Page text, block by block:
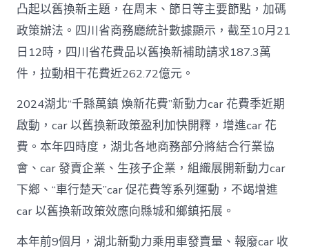
凸起以舊換新主題，在周末、節日等主要節點，加碼
政策辦法。四川省商務廳統計數據顯示，截至10月21
日12時，四川省花費品以舊換新補助請求187.3萬
件，拉動相干花費近262.72億元。
2024湖北“千縣萬鎮 煥新花費”新動力car 花費季近期
啟動，car 以舊換新政策盈利加快開釋，增進car 花
費。本年四時度，湖北各地商務部分將結合行業協
會、car 發賣企業、生孩子企業，組織展開新動力car
下鄉、“車行楚天”car 促花費等系列運動，不竭增進
car 以舊換新政策效應向縣城和鄉鎮拓展。
本年前9個月，湖北新動力乘用車發賣量、報廢car 收